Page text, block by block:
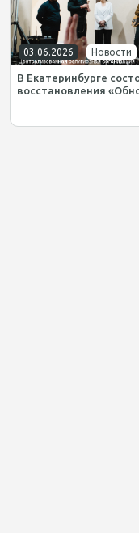
03.06.2026 Новости
В Екатеринбурге
восстановления